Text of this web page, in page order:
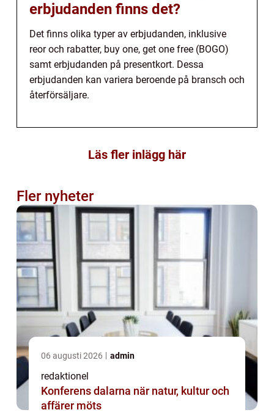
erbjudanden finns det?
Det finns olika typer av erbjudanden, inklusive
reor och rabatter, buy one, get one free (BOGO)
samt erbjudanden på presentkort. Dessa
erbjudanden kan variera beroende på bransch och
återförsäljare.
Läs fler inlägg här
Fler nyheter
06 augusti 2026 admin
redaktionel
Konferens dalarna när natur, kultur och
affärer möts